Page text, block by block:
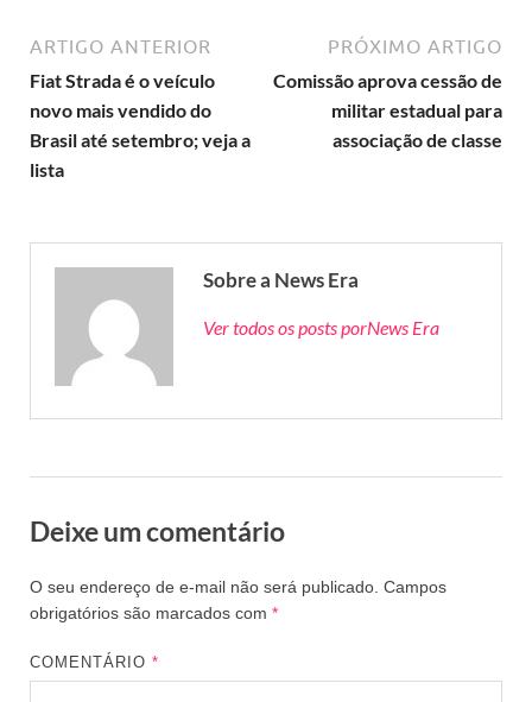
ARTIGO ANTERIOR
Fiat Strada é o veículo
novo mais vendido do
Brasil até setembro; veja a
lista
PRÓXIMO ARTIGO
Comissão aprova cessão de
militar estadual para
associação de classe
Sobre a News Era
Ver todos os posts porNews Era
Deixe um comentário
O seu endereço de e-mail não será publicado. Campos
obrigatórios são marcados com *
COMENTÁRIO*